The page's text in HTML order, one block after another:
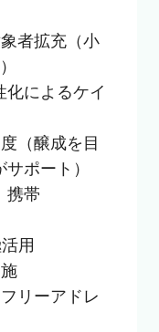
者拡充（小
化によるケイ
（醸成を目
ポート）
携帯
用
リーアドレ